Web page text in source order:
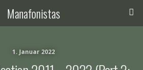
Manafonistas
1. Januar 2022